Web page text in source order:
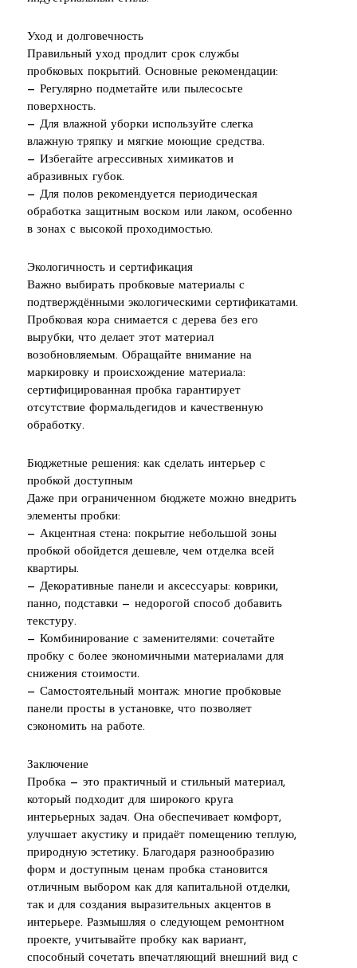
Уход и долговечность
Правильный уход продлит срок службы
пробковых покрытий. Основные рекомендации:
— Регулярно подметайте или пылесосьте
поверхность.
— Для влажной уборки используйте слегка
влажную тряпку и мягкие моющие средства.
— Избегайте агрессивных химикатов и
абразивных губок.
— Для полов рекомендуется периодическая
обработка защитным воском или лаком, особенно
в зонах с высокой проходимостью.
Экологичность и сертификация
Важно выбирать пробковые материалы с
подтверждёнными экологическими сертификатами.
Пробковая кора снимается с дерева без его
вырубки, что делает этот материал
возобновляемым. Обращайте внимание на
маркировку и происхождение материала:
сертифицированная пробка гарантирует
отсутствие формальдегидов и качественную
обработку.
Бюджетные решения: как сделать интерьер с
пробкой доступным
Даже при ограниченном бюджете можно внедрить
элементы пробки:
— Акцентная стена: покрытие небольшой зоны
пробкой обойдется дешевле, чем отделка всей
квартиры.
— Декоративные панели и аксессуары: коврики,
панно, подставки — недорогой способ добавить
текстуру.
— Комбинирование с заменителями: сочетайте
пробку с более экономичными материалами для
снижения стоимости.
— Самостоятельный монтаж: многие пробковые
панели просты в установке, что позволяет
сэкономить на работе.
Заключение
Пробка — это практичный и стильный материал,
который подходит для широкого круга
интерьерных задач. Она обеспечивает комфорт,
улучшает акустику и придаёт помещению теплую,
природную эстетику. Благодаря разнообразию
форм и доступным ценам пробка становится
отличным выбором как для капитальной отделки,
так и для создания выразительных акцентов в
интерьере. Размышляя о следующем ремонтном
проекте, учитывайте пробку как вариант,
способный сочетать впечатляющий внешний вид с